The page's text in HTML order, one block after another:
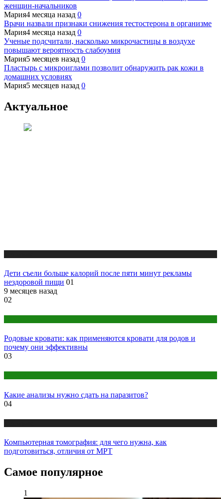
женщин-начальников
Мария4 месяца назад 0
Врачи назвали признаки снижения тестостерона в организме
Мария4 месяца назад 0
Ученые подсчитали, насколько микрочастицы в воздухе
повышают вероятность слабоумия
Мария5 месяцев назад 0
Пластырь с микроиглами позволит обнаружить рак кожи в
домашних условиях
Мария5 месяцев назад 0
Актуальное
Дети съели больше калорий после пяти минут рекламы
нездоровой пищи 01
9 месяцев назад
02
Родовые кровати: как применяются кровати для родов и
почему они эффективны
03
Какие анализы нужно сдать на паразитов?
04
Компьютерная томография: для чего нужна, как
подготовиться, отличия от МРТ
Самое популярное
1